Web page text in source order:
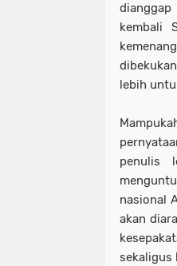
dianggap
kembali
lebih
penulis
nasional
akan
sekaligus